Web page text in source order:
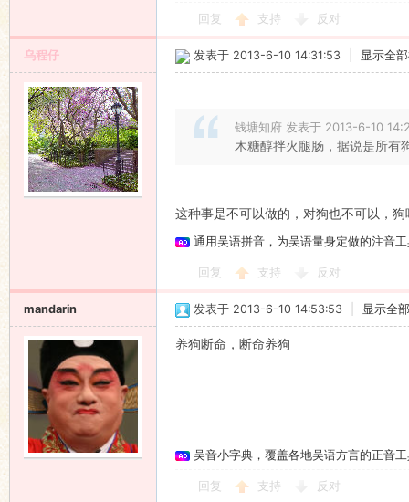
回复 支持 反对
乌程仔 发表于 2013-6-10 14:31:53 显示全
钱塘知府 发表于 2013-6-10
木糖醇拌火腿肠，据说是所有
这种事是不可以做的，对狗也不可以，
通用吴语拼音，为吴语量身定做的注音
回复 支持 反对
mandarin 发表于 2013-6-10 14:53:53 显示全
养狗断命，断命养狗
吴音小字典，覆盖各地吴语方言的正音
回复 支持 反对